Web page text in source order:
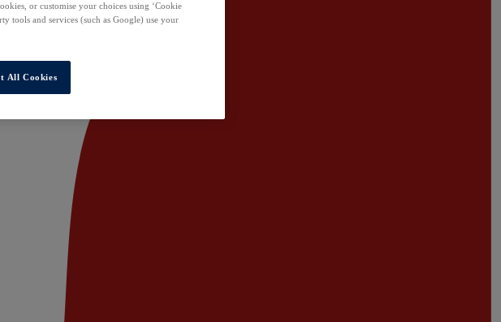
or customise your choices using ‘Cookie
tools and services (such as Google) use your
All Cookies